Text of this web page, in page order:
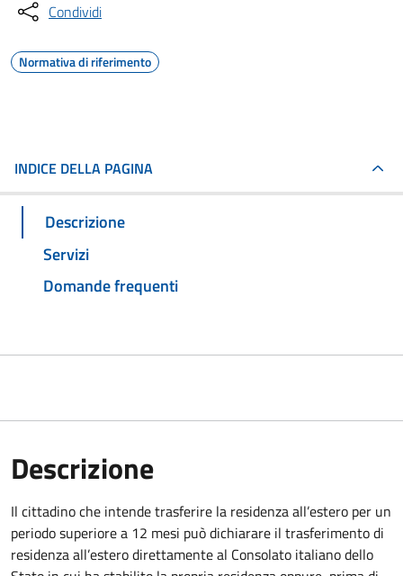
Condividi
Normativa di riferimento
INDICE DELLA PAGINA
Descrizione
Servizi
Domande frequenti
Descrizione
Il cittadino che intende trasferire la residenza all’estero per un
periodo superiore a 12 mesi può dichiarare il trasferimento di
residenza all’estero direttamente al Consolato italiano dello